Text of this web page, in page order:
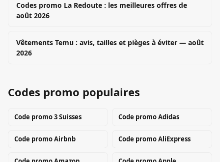
Codes promo La Redoute : les meilleures offres de
août 2026
Vêtements Temu : avis, tailles et pièges à éviter — août
2026
Codes promo populaires
Code promo3 Suisses Code promoAdidas
Code promoAirbnb Code promoAliExpress